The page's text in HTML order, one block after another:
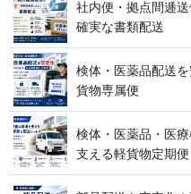
社内便・拠点間逓
確実な 書 類 配 送
検体・医薬品配送
貨 物 専 属 便
検体・医薬品・医
支える軽貨物定期便